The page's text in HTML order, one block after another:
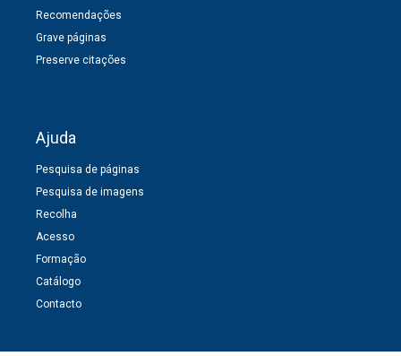
Recomendações
Grave páginas
Preserve citações
Ajuda
Pesquisa de páginas
Pesquisa de imagens
Recolha
Acesso
Formação
Catálogo
Contacto